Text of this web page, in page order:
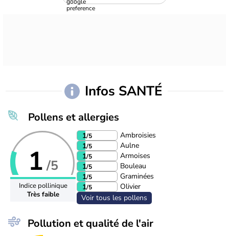
Infos SANTÉ
Pollens et allergies
1 /5
Indice pollinique
Très faible
1/5
Ambroisies
1/5
Aulne
1/5
Armoises
1/5
Bouleau
1/5
Graminées
1/5
Olivier
Voir tous les pollens
Pollution et qualité de l'air